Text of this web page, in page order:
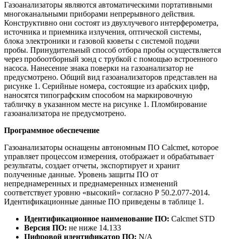
Газоанализаторы являются автоматическими портативными
многоканальными приборами непрерывного действия.
Конструктивно они состоят из двухлучевого интерферометра,
источника и приемника излучения, оптической системы,
блока электроники и газовой кюветы с системой подачи
пробы. Принудительный способ отбора пробы осуществляется
через пробоотборный зонд с трубкой с помощью встроенного
насоса. Нанесение знака поверки на газоанализатор не
предусмотрено. Общий вид газоанализаторов представлен на
рисунке 1. Серийные номера, состоящие из арабских цифр,
наносятся типографским способом на маркировочную
табличку в указанном месте на рисунке 1. Пломбирование
газоанализатора не предусмотрено.
Программное обеспечение
Газоанализаторы оснащены автономным ПО Calcmet, которое
управляет процессом измерения, отображает и обрабатывает
результаты, создает отчеты, экспортирует и хранит
полученные данные. Уровень защиты ПО от
непреднамеренных и преднамеренных изменений
соответствует уровню «высокий» согласно Р 50.2.077-2014.
Идентификационные данные ПО приведены в таблице 1.
Идентификационное наименование ПО: Calcmet STD
Версия ПО: не ниже 14.133
Цифровой идентификатор ПО: N/A